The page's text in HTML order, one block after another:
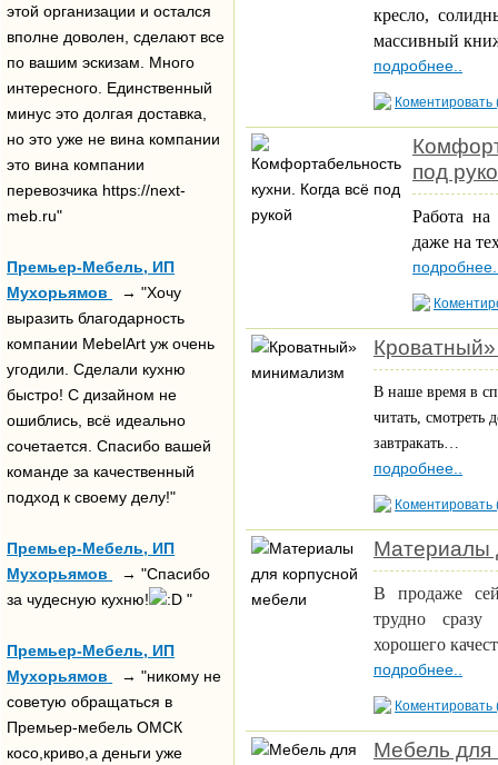
этой организации и остался
вполне доволен, сделают все
по вашим эскизам. Много
интересного. Единственный
минус это долгая доставка,
но это уже не вина компании
это вина компании
перевозчика https://next-
meb.ru"
Премьер-Мебель, ИП
Мухорьямов
→ "Хочу
выразить благодарность
компании MebelArt уж очень
угодили. Сделали кухню
быстро! С дизайном не
ошиблись, всё идеально
сочетается. Спасибо вашей
команде за качественный
подход к своему делу!"
Премьер-Мебель, ИП
Мухорьямов
→ "Спасибо
за чудесную кухню!
"
Премьер-Мебель, ИП
Мухорьямов
→ "никому не
советую обращаться в
Премьер-мебель ОМСК
косо,криво,а деньги уже
кресло,
массивный
подробнее..
Коментировать
под
Работа на
даже на
В наше время в
читать, смотреть
завтракать…
подробнее..
Коментировать
Материалы
В продаже
трудно сразу
хорошего
подробнее..
Коментировать
Мебель для